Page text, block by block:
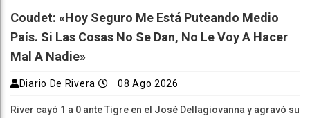
Coudet: «Hoy Seguro Me Está Puteando Medio
País. Si Las Cosas No Se Dan, No Le Voy A Hacer
Mal A Nadie»
Diario De Rivera 08 Ago 2026
River cayó 1 a 0 ante Tigre en el José Dellagiovanna y agravó su